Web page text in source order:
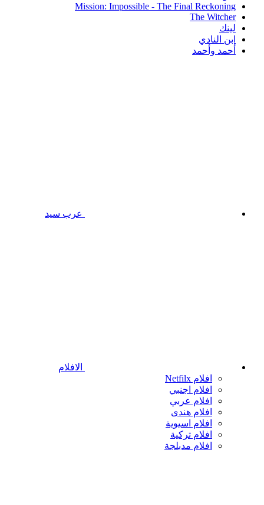
Mission: Impossible - The Final Reckoning
The Witcher
لينك
ابن النادي
أحمد وأحمد
عرب سيد
الافلام
افلام Netfilx
افلام اجنبي
افلام عربي
افلام هندى
افلام اسيوية
افلام تركية
افلام مدبلجة